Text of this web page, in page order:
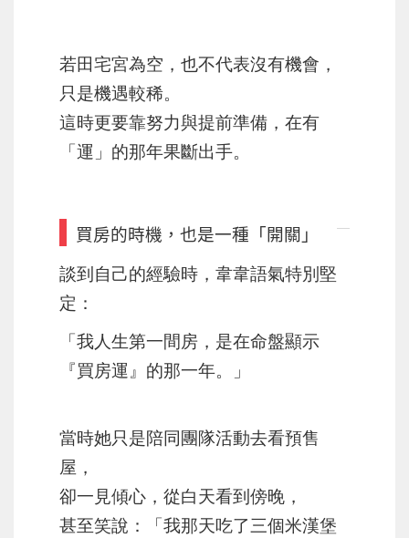
若田宅宮為空，也不代表沒有機會，
只是機遇較稀。
這時更要靠努力與提前準備，在有
「運」的那年果斷出手。
買房的時機，也是一種「開關」
談到自己的經驗時，韋韋語氣特別堅
定：
「我人生第一間房，是在命盤顯示
『買房運』的那一年。」
當時她只是陪同團隊活動去看預售
屋，
卻一見傾心，從白天看到傍晚，
甚至笑說：「我那天吃了三個米漢堡